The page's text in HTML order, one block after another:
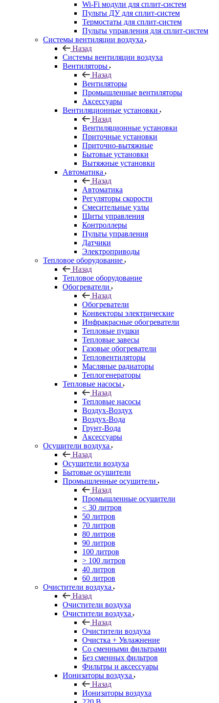
Wi-Fi модули для сплит-систем
Пульты ДУ для сплит-систем
Термостаты для сплит-систем
Пульты управления для сплит-систем
Системы вентиляции воздуха
Назад
Системы вентиляции воздуха
Вентиляторы
Назад
Вентиляторы
Промышленные вентиляторы
Аксессуары
Вентиляционные установки
Назад
Вентиляционные установки
Приточные установки
Приточно-вытяжные
Бытовые установки
Вытяжные установки
Автоматика
Назад
Автоматика
Регуляторы скорости
Смесительные узлы
Щиты управления
Контроллеры
Пульты управления
Датчики
Электроприводы
Тепловое оборудование
Назад
Тепловое оборудование
Обогреватели
Назад
Обогреватели
Конвекторы электрические
Инфракрасные обогреватели
Тепловые пушки
Тепловые завесы
Газовые обогреватели
Тепловентиляторы
Масляные радиаторы
Теплогенераторы
Тепловые насосы
Назад
Тепловые насосы
Воздух-Воздух
Воздух-Вода
Грунт-Вода
Аксессуары
Осушители воздуха
Назад
Осушители воздуха
Бытовые осушители
Промышленные осушители
Назад
Промышленные осушители
< 30 литров
50 литров
70 литров
80 литров
90 литров
100 литров
> 100 литров
40 литров
60 литров
Очистители воздуха
Назад
Очистители воздуха
Очистители воздуха
Назад
Очистители воздуха
Очистка + Увлажнение
Cо сменными фильтрами
Без сменных фильтров
Фильтры и аксессуары
Ионизаторы воздуха
Назад
Ионизаторы воздуха